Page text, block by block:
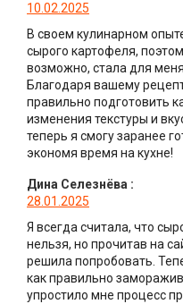
10.02.2025
В своем кулинарном
сырого картофеля,
возможно, стала для
Благодаря вашему
правильно подготовить
изменения текстуры и
теперь я смогу заранее
экономя время на кухне!
Дина Селезнёва :
28.01.2025
Я всегда считала, что
нельзя, но прочитав на
решила попробовать.
как правильно
упростило мне процесс